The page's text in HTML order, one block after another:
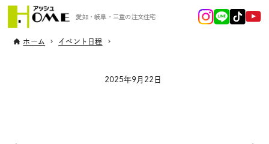
愛知・岐阜・三重の注文住宅
ホーム イベント日程
2025年9月22日